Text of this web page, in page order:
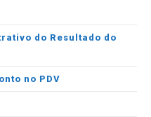
do Resultado do
no PDV